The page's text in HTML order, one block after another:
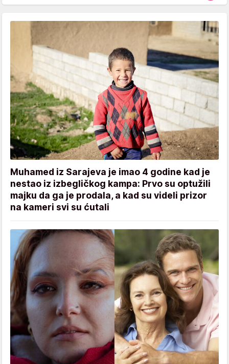
Muhamed iz Sarajeva je imao 4 godine kad je
nestao iz izbegličkog kampa: Prvo su optužili
majku da ga je prodala, a kad su videli prizor
na kameri svi su ćutali